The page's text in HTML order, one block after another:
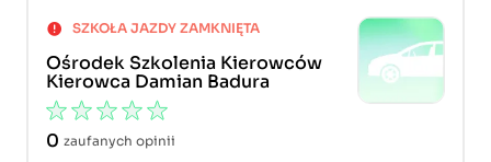
Ośrodek Szkolenia Kierowców
Kierowca Damian Badura
SZKOŁA JAZDY ZAMKNIĘTA
0 zaufanych opinii